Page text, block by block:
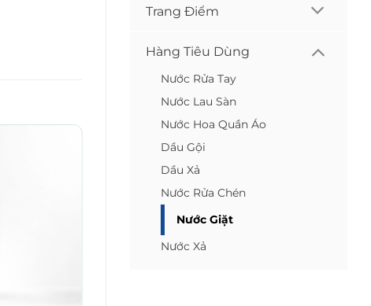
Trang Điểm
Hàng Tiêu Dùng
Nước Rửa Tay
Nước Lau Sàn
Nước Hoa Quần Áo
Dầu Gội
Dầu Xả
Nước Rửa Chén
Nước Giặt
Nước Xả